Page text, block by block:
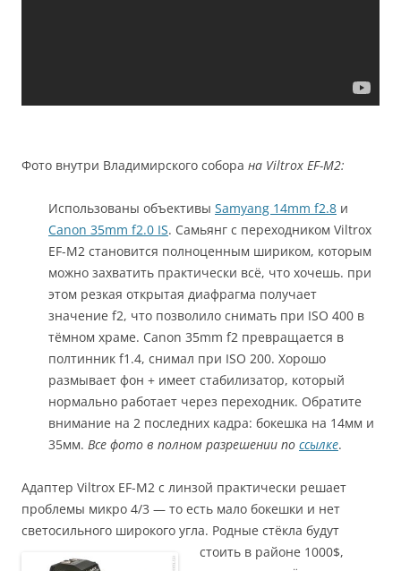
Фото внутри Владимирского собора на Viltrox EF-M2:
Использованы объективы Samyang 14mm f2.8 и
Canon 35mm f2.0 IS. Самьянг с переходником Viltrox
EF-M2 становится полноценным шириком, которым
можно захватить практически всё, что хочешь. при
этом резкая открытая диафрагма получает
значение f2, что позволило снимать при ISO 400 в
тёмном храме. Canon 35mm f2 превращается в
полтинник f1.4, снимал при ISO 200. Хорошо
размывает фон + имеет стабилизатор, который
нормально работает через переходник. Обратите
внимание на 2 последних кадра: бокешка на 14мм и
35мм. Все фото в полном разрешении по ссылке.
Адаптер Viltrox EF-M2 с линзой практически решает
проблемы микро 4/3 — то есть мало бокешки и нет
светосильного широкого угла. Родные стёкла будут
стоить в районе 1000$,